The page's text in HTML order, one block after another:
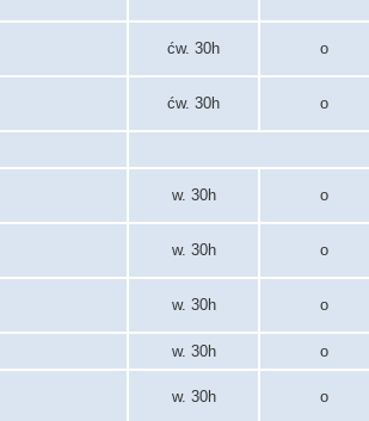
ćw. 30h o
ćw. 30h o
w. 30h o
w. 30h o
w. 30h o
w. 30h o
w. 30h o